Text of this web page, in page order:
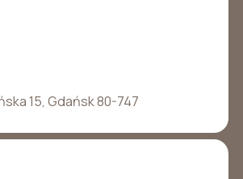
15, Gdańsk 80-747